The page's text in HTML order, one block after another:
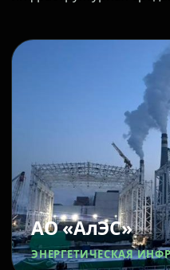
АО «АлЭС»
ЭНЕРГЕТИЧЕСКАЯ